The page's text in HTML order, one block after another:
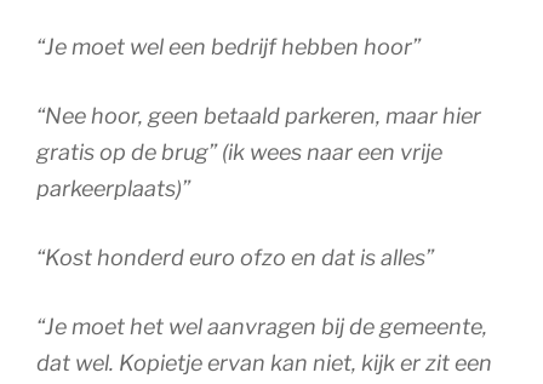
“Je moet wel een bedrijf hebben hoor”
“Nee hoor, geen betaald parkeren, maar hier
gratis op de brug” (ik wees naar een vrije
parkeerplaats)”
“Kost honderd euro ofzo en dat is alles”
“Je moet het wel aanvragen bij de gemeente,
dat wel. Kopietje ervan kan niet, kijk er zit een